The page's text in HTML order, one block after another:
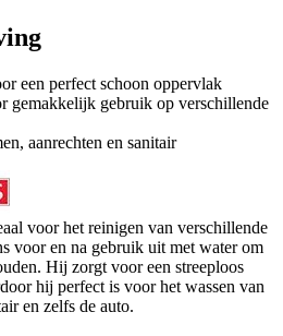
een perfect schoon oppervlak
gemakkelijk gebruik op verschillende
aanrechten en sanitair
voor het reinigen van verschillende
voor en na gebruik uit met water om
Hij zorgt voor een streeploos
hij perfect is voor het wassen van
en zelfs de auto.